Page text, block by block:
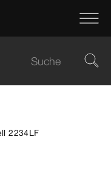
2234LF